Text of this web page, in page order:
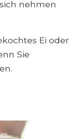
nehmen
Ei oder
Sie